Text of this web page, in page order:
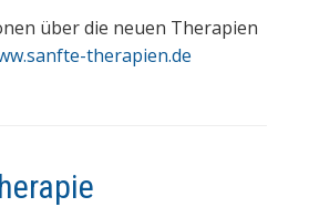
über die neuen Therapien
therapien.de